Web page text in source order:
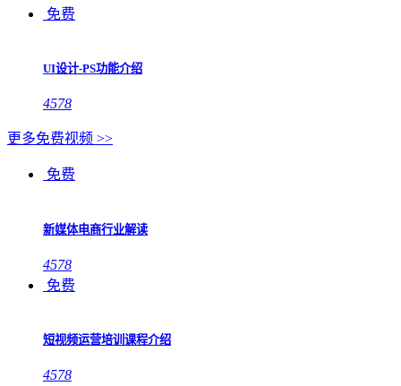
免费
UI设计-PS功能介绍
4578
更多免费视频 >>
免费
新媒体电商行业解读
4578
免费
短视频运营培训课程介绍
4578